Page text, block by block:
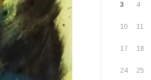
3 4
10 11
17 18
24 25